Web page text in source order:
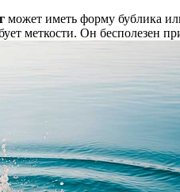
может иметь форму бублика
меткости. Он бесполезен